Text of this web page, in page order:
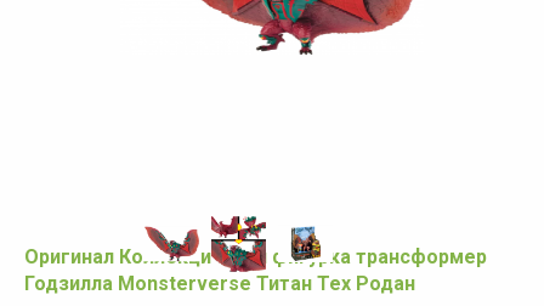
Оригинал Коллекционная фигурка трансформер
Годзилла Monsterverse Титан Тех Родан